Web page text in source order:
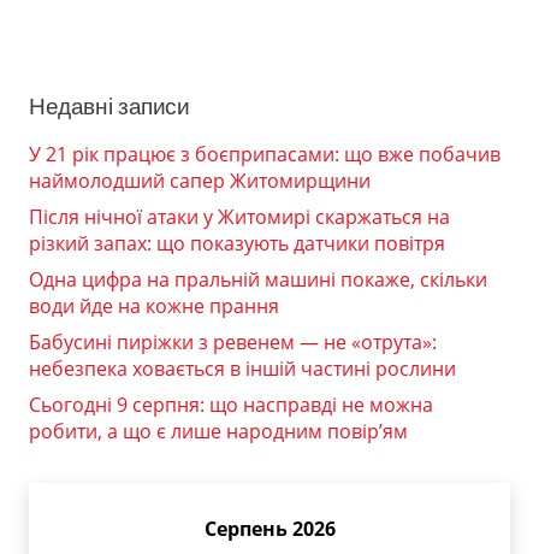
Недавні записи
У 21 рік працює з боєприпасами: що вже побачив
наймолодший сапер Житомирщини
Після нічної атаки у Житомирі скаржаться на
різкий запах: що показують датчики повітря
Одна цифра на пральній машині покаже, скільки
води йде на кожне прання
Бабусині пиріжки з ревенем — не «отрута»:
небезпека ховається в іншій частині рослини
Сьогодні 9 серпня: що насправді не можна
робити, а що є лише народним повір’ям
Серпень 2026